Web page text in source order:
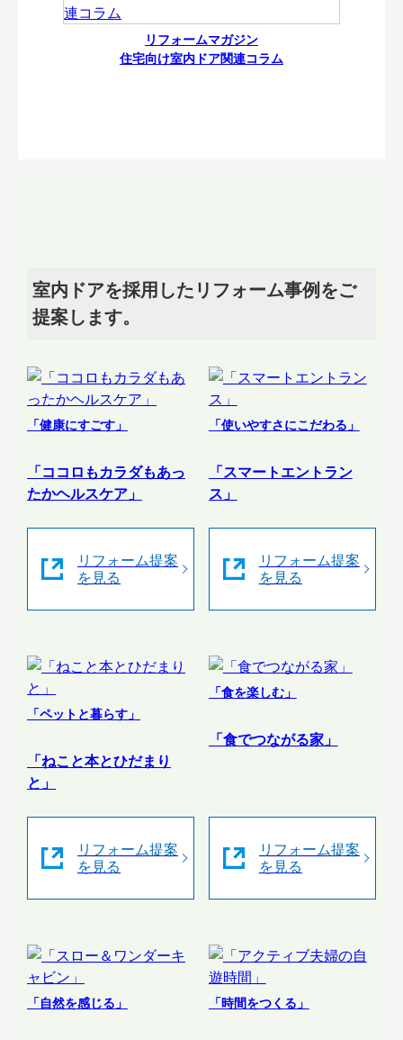
リフォームマガジン
住宅向け室内ドア関連コラム
室内ドアを採用したリフォーム事例をご
提案します。
「健康にすごす」
「ココロもカラダもあっ
たかヘルスケア」
リフォーム提案
を見る
「使いやすさにこだわる」
「スマートエントラン
ス」
リフォーム提案
を見る
「ペットと暮らす」
「ねこと本とひだまり
と」
リフォーム提案
を見る
「食を楽しむ」
「食でつながる家」
リフォーム提案
を見る
「自然を感じる」 「時間をつくる」